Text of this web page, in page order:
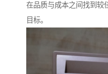
在品质与成本之间找到较
目标。